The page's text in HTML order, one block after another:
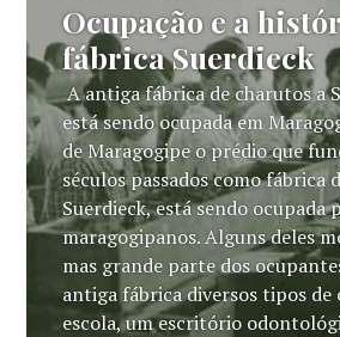
Ocupação e a
fábrica Suerdieck
A antiga fábrica de charutos a
está sendo ocupada em
de Maragogipe o prédio que
séculos passados como fábrica
Suerdieck, está sendo ocupada
maragogipanos. Alguns deles
mas grande parte dos
antiga fábrica diversos tipos de
escola, um escritório